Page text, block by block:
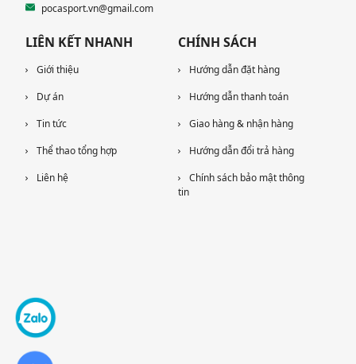
pocasport.vn@gmail.com
LIÊN KẾT NHANH
Giới thiệu
Dự án
Tin tức
Thể thao tổng hợp
Liên hệ
CHÍNH SÁCH
Hướng dẫn đặt hàng
Hướng dẫn thanh toán
Giao hàng & nhận hàng
Hướng dẫn đổi trả hàng
Chính sách bảo mật thông
tin